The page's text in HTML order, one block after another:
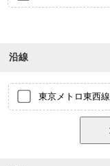
沿線
東京メトロ東西線